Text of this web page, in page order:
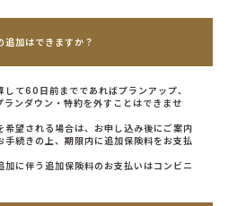
追加はできますか？
して60日前までであればプランアップ、
ランダウン・特約を外すことはできませ
希望される場合は、お申し込み後にご案内
手続きの上、期限内に追加保険料をお支払
加に伴う追加保険料のお支払いはコンビニ